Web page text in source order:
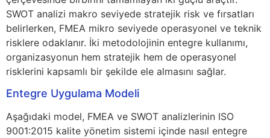
SWOT analizi makro seviyede stratejik risk ve fırsatları
belirlerken, FMEA mikro seviyede operasyonel ve teknik
risklere odaklanır. İki metodolojinin entegre kullanımı,
organizasyonun hem stratejik hem de operasyonel
risklerini kapsamlı bir şekilde ele almasını sağlar.
Entegre Uygulama Modeli
Aşağıdaki model, FMEA ve SWOT analizlerinin ISO
9001:2015 kalite yönetim sistemi içinde nasıl entegre